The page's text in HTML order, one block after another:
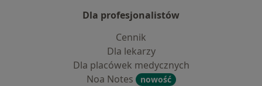
Dla profesjonalistów
Cennik
Dla lekarzy
Dla placówek medycznych
Noa Notes
nowość